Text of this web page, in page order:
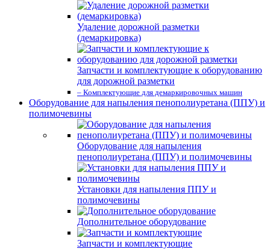
Удаление дорожной разметки
(демаркировка)
Запчасти и комплектующие к оборудованию
для дорожной разметки
– Комплектующие для демаркировочных машин
Оборудование для напыления пенополиуретана (ППУ) и
полимочевины
Оборудование для напыления
пенополиуретана (ППУ) и полимочевины
Установки для напыления ППУ и
полимочевины
Дополнительное оборудование
Запчасти и комплектующие